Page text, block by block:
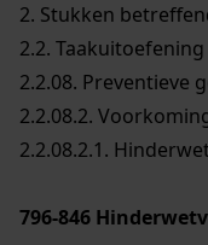
2. Stukken
2.2. Taakuitoefening
2.2.08. Preventieve
2.2.08.2.
2.2.08.2.1.
796-846